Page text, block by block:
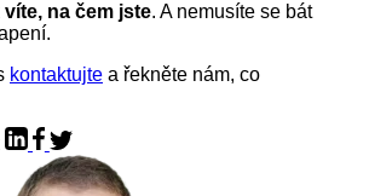
víte, na čem jste. A nemusíte se bát
kontaktujte a řekněte nám, co